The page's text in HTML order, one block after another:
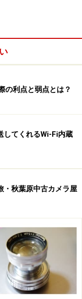
撮りたいなら優秀
レフを選ぶべきで
広角レンズをチェ
コンサート、バー
ンズ、ポートレー
ズが欲しくなるで
専業メーカーから
、同時にレンズカ
レンズがあるかど
の利点と弱点とは？
してくれるWi-Fi内蔵
・秋葉原中古カメラ屋